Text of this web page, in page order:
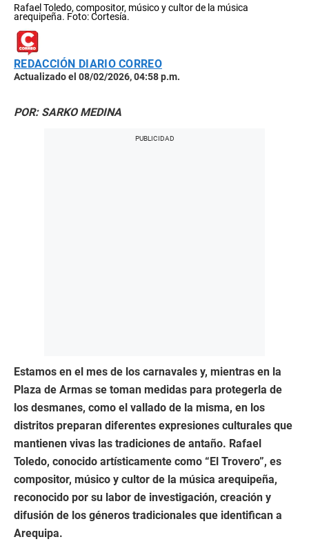
Rafael Toledo, compositor, músico y cultor de la música
arequipeña. Foto: Cortesía.
REDACCIÓN DIARIO CORREO
Actualizado el 08/02/2026, 04:58 p.m.
POR: SARKO MEDINA
Estamos en el mes de los carnavales y, mientras en la
Plaza de Armas se toman medidas para protegerla de
los desmanes, como el vallado de la misma, en los
distritos preparan diferentes expresiones culturales que
mantienen vivas las tradiciones de antaño. Rafael
Toledo, conocido artísticamente como “El Trovero”, es
compositor, músico y cultor de la música arequipeña,
reconocido por su labor de investigación, creación y
difusión de los géneros tradicionales que identifican a
Arequipa.